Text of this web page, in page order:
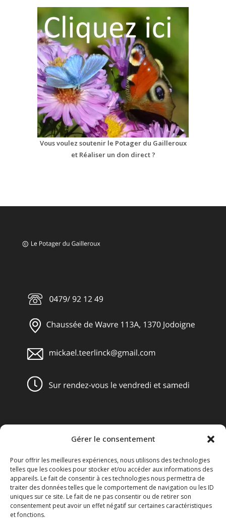
Gérer le consentement
Pour offrir les meilleures expériences, nous utilisons des technologies
telles que les cookies pour stocker et/ou accéder aux informations des
appareils. Le fait de consentir à ces technologies nous permettra de
traiter des données telles que le comportement de navigation ou les ID
uniques sur ce site. Le fait de ne pas consentir ou de retirer son
consentement peut avoir un effet négatif sur certaines caractéristiques
et fonctions.
Vous voulez soutenir le Potager du Gailleroux
et Réaliser un don direct ?
Obligations légales
Conditions générales de vente
Mentions légales
Le Disclaimer